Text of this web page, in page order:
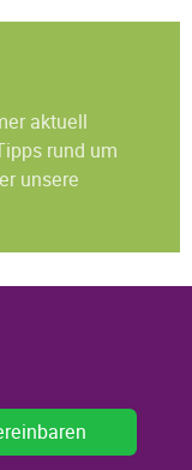
aktuell
rund um
unsere